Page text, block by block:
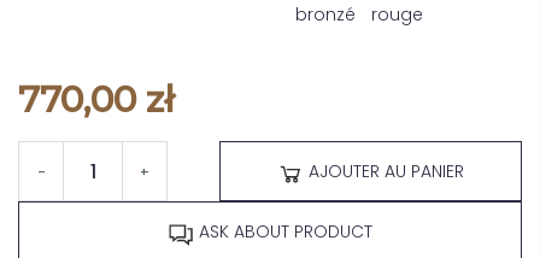
bronzé
rouge
770,00 zł
- + AJOUTER AU PANIER
ASK ABOUT PRODUCT